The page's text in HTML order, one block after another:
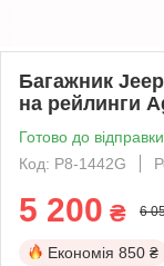
Багажник
на рейлинги
Готово до відправки
Код: P8-1442G
5 200 ₴ 6
Економія 850 ₴